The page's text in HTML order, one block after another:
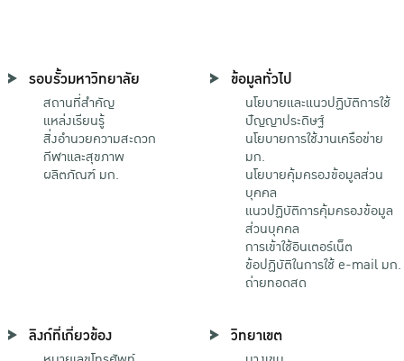
รอบรั้วมหาวิทยาลัย
สถานที่สำคัญ
แหล่งเรียนรู้
สิ่งอำนวยความสะดวก
กีฬาและสุขภาพ
ผลิตภัณฑ์ มก.
ข้อมูลทั่วไป
นโยบายและแนวปฏิบัติการใช้
ปัญญาประดิษฐ์
นโยบายการใช้งานเครือข่าย
มก.
นโยบายคุ้มครองข้อมูลส่วน
บุคคล
แนวปฏิบัติการคุ้มครองข้อมูล
ส่วนบุคคล
การเข้าใช้อินเตอร์เน็ต
ข้อปฏิบัติในการใช้ e-mail มก.
ถ่ายทอดสด
ลิงก์ที่เกี่ยวข้อง วิทยาเขต